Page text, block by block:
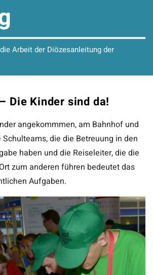
Arbeit der Diözesanleitung der
Die Kinder sind da!
angekommmen, am Bahnhof und
die die Betreuung in den
haben und die Reiseleiter, die die
zum anderen führen bedeutet das
Aufgaben.